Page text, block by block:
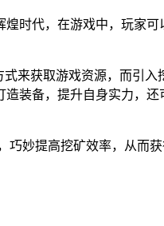
时代，在游戏中，玩家
来获取游戏资源，而引入
装备，提升自身实力，
巧妙提高挖矿效率，从而